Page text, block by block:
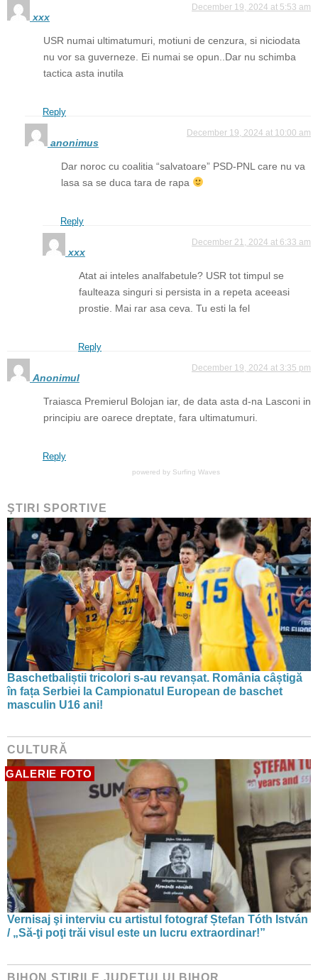
xxx
December 19, 2024 at 5:53 am
USR numai ultimatumuri, motiuni de cenzura, si niciodata
nu vor sa guverneze. Ei numai se opun..Dar nu schimba
tactica asta inutila
Reply
anonimus
December 19, 2024 at 10:00 am
Dar noroc cu coalitia “salvatoare” PSD-PNL care nu va
lasa sa se duca tara de rapa
Reply
xxx
December 21, 2024 at 6:33 am
Atat ai inteles analfabetule? USR tot timpul se
faulteaza singuri si persista in a repeta aceeasi
prostie. Mai rar asa ceva. Tu esti la fel
Reply
Anonimul
December 19, 2024 at 3:35 pm
Traiasca Premierul Bolojan iar, de data asta d-na Lasconi in
principiu are oarece dreptate, fara ultimatumuri.
Reply
powered by Surfing Waves
ŞTIRI SPORTIVE
Baschetbaliștii tricolori s-au revanșat. România câștigă
în fața Serbiei la Campionatul European de baschet
masculin U16 ani!
CULTURĂ
GALERIE FOTO
Vernisaj şi interviu cu artistul fotograf Ștefan Tóth István
/ „Să-ţi poţi trăi visul este un lucru extraordinar!”
BIHON ŞTIRILE JUDEŢULUI BIHOR